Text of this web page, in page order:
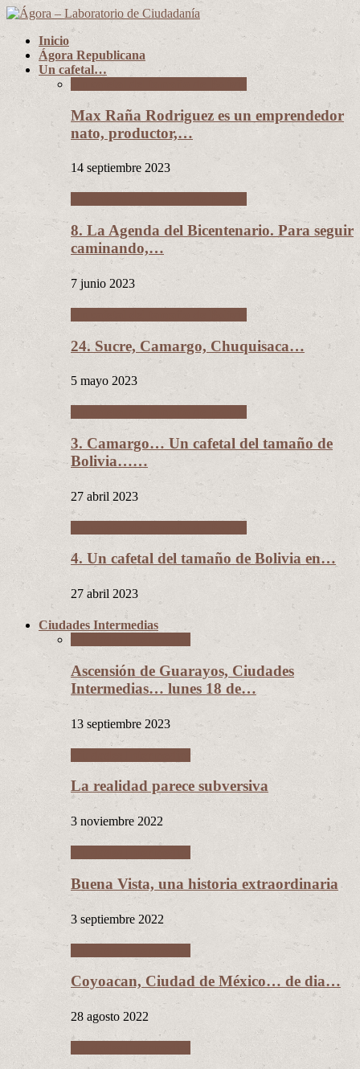
Inicio
Ágora Republicana
Un cafetal…
Max Raña Rodriguez es un emprendedor
nato, productor,…
14 septiembre 2023
8. La Agenda del Bicentenario. Para seguir
caminando,…
7 junio 2023
24. Sucre, Camargo, Chuquisaca…
5 mayo 2023
3. Camargo… Un cafetal del tamaño de
Bolivia……
27 abril 2023
4. Un cafetal del tamaño de Bolivia en…
27 abril 2023
Ciudades Intermedias
Ascensión de Guarayos, Ciudades
Intermedias… lunes 18 de…
13 septiembre 2023
La realidad parece subversiva
3 noviembre 2022
Buena Vista, una historia extraordinaria
3 septiembre 2022
Coyoacan, Ciudad de México… de dia…
28 agosto 2022